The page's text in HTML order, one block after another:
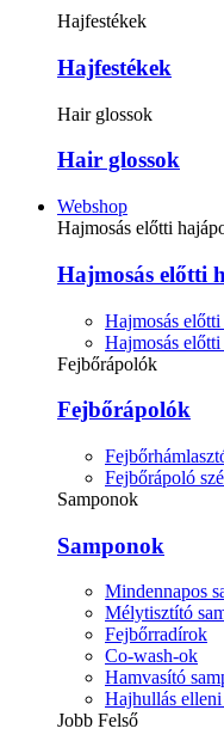
Hajfestékek
Hajfestékek
Hair glossok
Hair glossok
Webshop
Hajmosás előtti
Hajmosás előtti
Hajmosás
Hajmosás
Fejbőrápolók
Fejbőrápolók
Fejbőrápoló
Samponok
Samponok
Mindennapos
Mélytisztító
Fejbőrradírok
Co-wash-ok
Hamvasító
Hajhullás
Jobb Felső